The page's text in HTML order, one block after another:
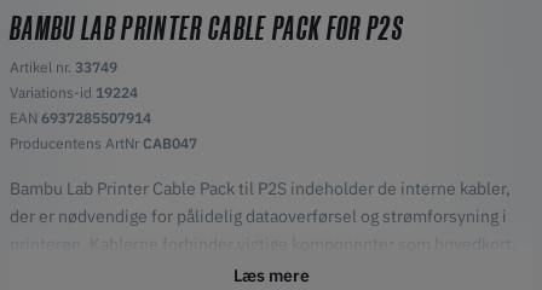
BAMBU LAB PRINTER CABLE PACK FOR P2S
Artikel nr. 33749
Variations-id 19224
EAN 6937285507914
Producentens ArtNr CAB047
Bambu Lab Printer Cable Pack til P2S indeholder de interne kabler,
der er nødvendige for pålidelig dataoverførsel og strømforsyning i
printeren. Kablerne forbinder vigtige komponenter som hovedkort,
printhoved, sensorer og strømmoduler og sikrer stabil
Læs mere